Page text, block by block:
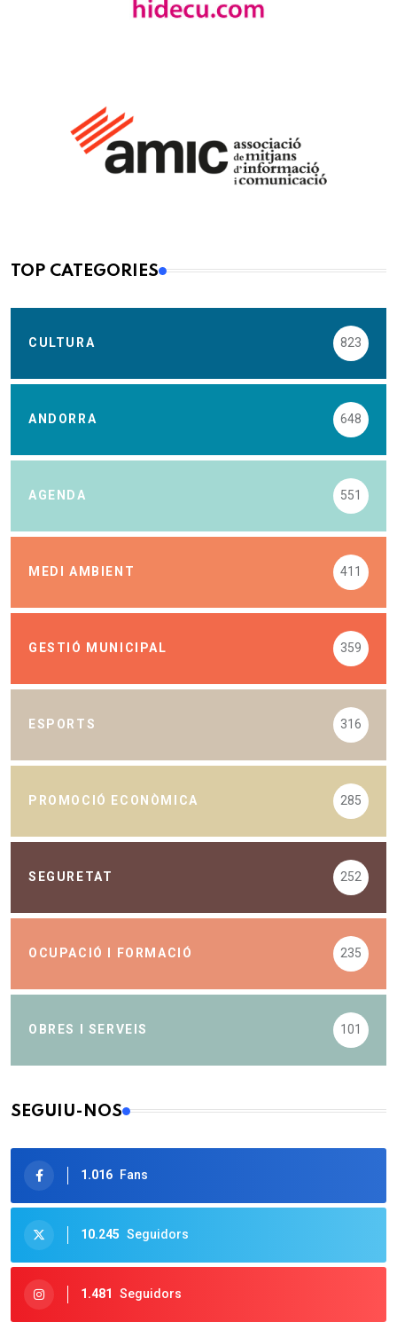
TOP CATEGORIES
CULTURA 823
ANDORRA 648
AGENDA 551
MEDI AMBIENT 411
GESTIÓ MUNICIPAL 359
ESPORTS 316
PROMOCIÓ ECONÒMICA 285
SEGURETAT 252
OCUPACIÓ I FORMACIÓ 235
OBRES I SERVEIS 101
SEGUIU-NOS
1.016 Fans
10.245 Seguidors
1.481 Seguidors